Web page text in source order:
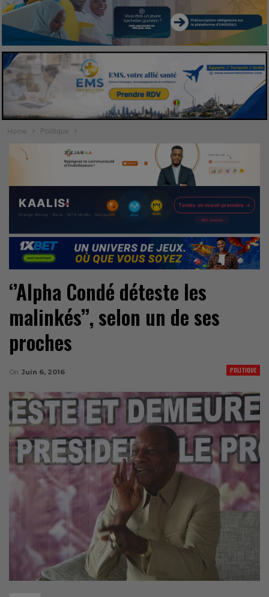
Home Politique
‘’Alpha Condé déteste les
malinkés’’, selon un de ses
proches
POLITIQUE
On Juin 6, 2016